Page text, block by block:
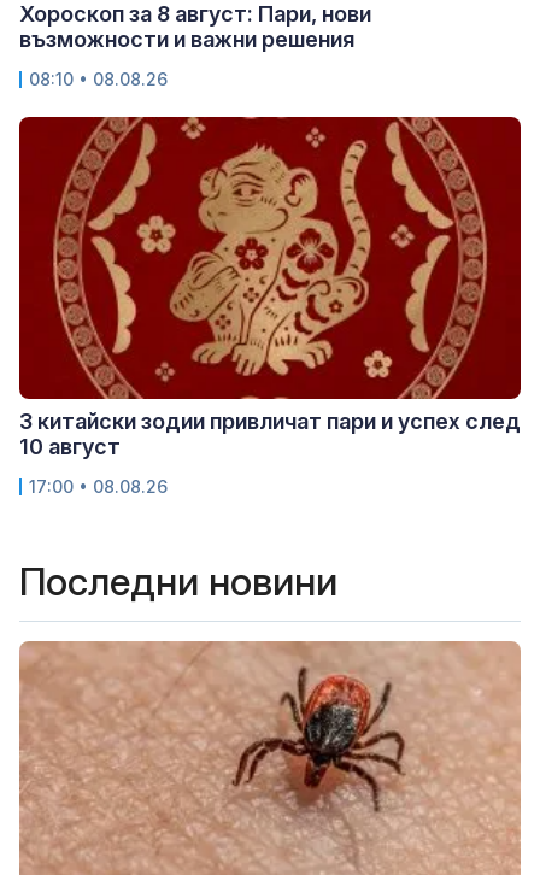
Хороскоп за 8 август: Пари, нови
възможности и важни решения
08:10 • 08.08.26
3 китайски зодии привличат пари и успех след
10 август
17:00 • 08.08.26
Последни новини